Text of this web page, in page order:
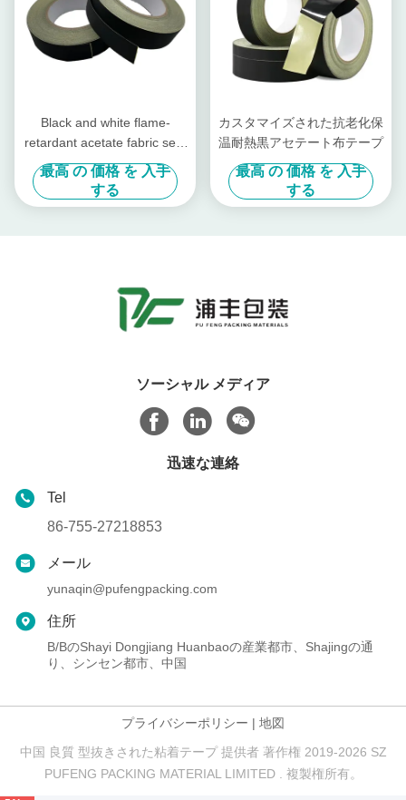
Black and white flame-
retardant acetate fabric self-
adhesive tape
最高 の 価格 を 入手
する
カスタマイズされた抗老化保
温耐熱黒アセテート布テープ
最高 の 価格 を 入手
する
ソーシャル メディア
迅速な連絡
Tel
86-755-27218853
メール
yunaqin@pufengpacking.com
住所
B/BのShayi Dongjiang Huanbaoの産業都市、Shajingの通
り、シンセン都市、中国
プライバシーポリシー | 地図
中国 良質 型抜きされた粘着テープ 提供者 著作権 2019-2026 SZ
PUFENG PACKING MATERIAL LIMITED . 複製権所有。